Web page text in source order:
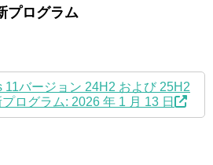
プログラム
11バージョン 24H2 および 25H2
ログラム: 2026 年 1 月 13 日